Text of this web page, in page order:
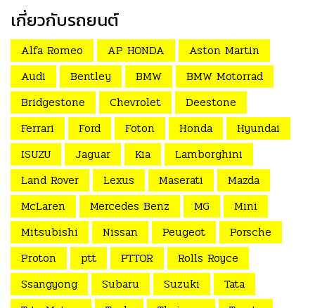
เกี่ยวกับรถยนต์
Alfa Romeo AP HONDA
Aston Martin
Audi
Bentley BMW
BMW Motorrad
Bridgestone
Chevrolet
Deestone
Ferrari
Ford Foton Honda
Hyundai
ISUZU
Jaguar Kia
Lamborghini
Land Rover
Lexus Maserati
Mazda
McLaren
Mercedes Benz MG
Mini
Mitsubishi
Nissan Peugeot
Porsche
Proton
ptt PTTOR
Rolls Royce
Ssangyong
Subaru Suzuki
Tata